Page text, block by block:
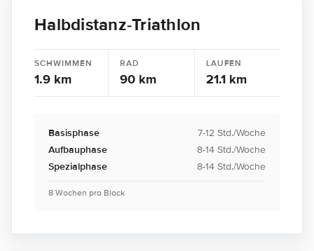
Halbdistanz-Triathlon
SCHWIMMEN
1.9 km
RAD
90 km
LAUFEN
21.1 km
Basisphase
7-12 Std./Woche
Aufbauphase
8-14 Std./Woche
Spezialphase
8-14 Std./Woche
8 Wochen pro Block